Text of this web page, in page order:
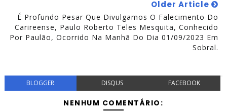
Older Article
É Profundo Pesar Que Divulgamos O Falecimento Do
Carireense, Paulo Roberto Teles Mesquita, Conhecido
Por Paulão, Ocorrido Na Manhã Do Dia 01/09/2023 Em
Sobral.
BLOGGER DISQUS FACEBOOK
NENHUM COMENTÁRIO: